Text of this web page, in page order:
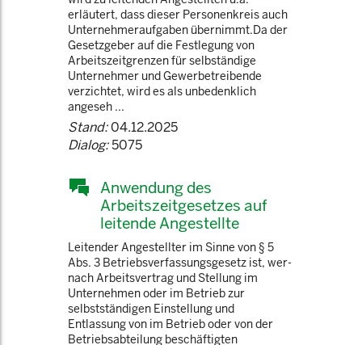
erläutert, dass dieser Personenkreis auch
Unternehmeraufgaben übernimmt.Da der
Gesetzgeber auf die Festlegung von
Arbeitszeitgrenzen für selbständige
Unternehmer und Gewerbetreibende
verzichtet, wird es als unbedenklich
angeseh ...
Stand:04.12.2025
Dialog:5075
Anwendung des
Arbeitszeitgesetzes auf
leitende Angestellte
Leitender Angestellter im Sinne von § 5
Abs. 3 Betriebsverfassungsgesetz ist, wer­
nach Arbeitsvertrag und Stellung im
Unternehmen oder im Betrieb zur
selbstständigen Einstellung und
Entlassung von im Betrieb oder von der
Betriebsabteilung beschäftigten